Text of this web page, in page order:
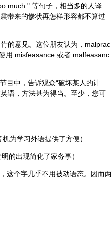
much." 等句子，相当多的人译
带来的惨状再怎样形容都不算过
的意见。这位朋友认为，malprac
用 misfeasance 或者 malfeasanc
目中，告诉观众“破坏某人的计
语，方法甚为得当。至少，您可
为学习外语提供了方便）
的出现简化了家务事）
这个字几乎不用被动语态。因而两